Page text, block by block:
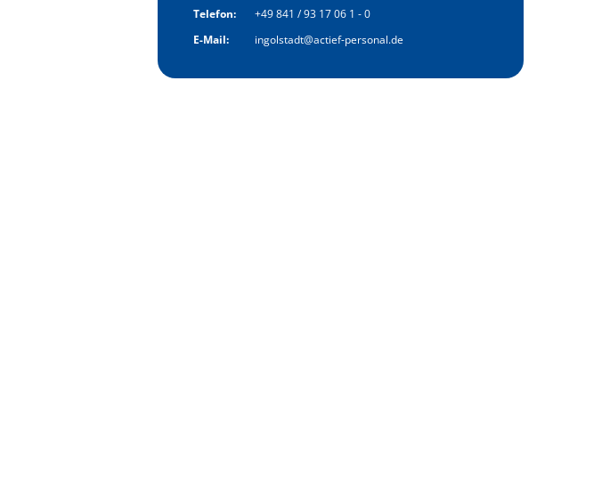
Telefon:
+49 841 / 93 17 06 1 - 0
E-Mail:
ingolstadt@actief-personal.de